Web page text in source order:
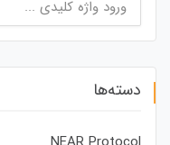
برای:
دسته‌ها